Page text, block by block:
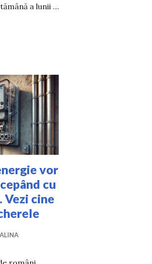
a lunii …
e vremea în prima săptămână a
vor
cu
Vezi cine